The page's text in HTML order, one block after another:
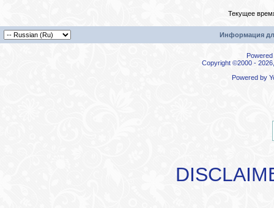
Текущее
Информация
Copyright ©2000 -
Powered by